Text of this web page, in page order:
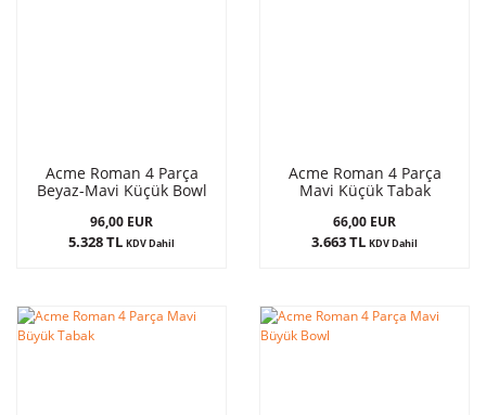
Acme Roman 4 Parça
Beyaz-Mavi Küçük Bowl
96,00 EUR
5.328 TL KDV Dahil
Acme Roman 4 Parça
Mavi Küçük Tabak
66,00 EUR
3.663 TL KDV Dahil